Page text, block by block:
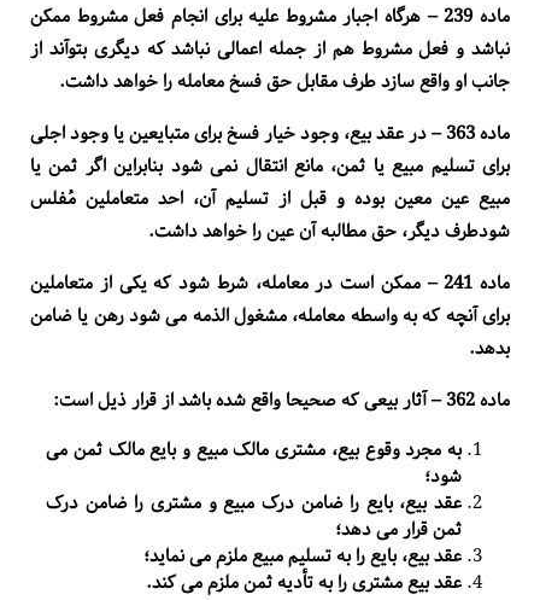
ماده 239 – هرگاه اجبار مشروط علیه برای انجام فعل مشروط ممکن
نباشد و فعل مشروط هم از جمله اعمالی نباشد که دیگری بتوآند از
جانب او واقع سازد طرف مقابل حق فسخ معامله را خواهد داشت.
ماده 363 – در عقد بیع، وجود خیار فسخ برای متبایعین یا وجود اجلی
برای تسلیم مبیع یا ثمن، مانع انتقال نمی شود بنابراین اگر ثمن یا
مبیع عین معین بوده و قبل از تسلیم آن، احد متعاملین مُفلس
شودطرف دیگر، حق مطالبه آن عین را خواهد داشت.
ماده 241 – ممکن است در معامله، شرط شود که یکی از متعاملین
برای آنچه که به واسطه معامله، مشغول الذمه می شود رهن یا ضامن
بدهد.
ماده 362 – آثار بیعی که صحیحا واقع شده باشد از قرار ذیل است
:
به مجرد وقوع بیع، مشتری مالک مبیع و بایع مالک ثمن می
شود؛
عقد بیع، بایع را ضامن درک مبیع و مشتری را ضامن درک
ثمن قرار می دهد؛
عقد بیع، بایع را به تسلیم مبیع ملزم می نماید؛
عقد بیع مشتری را به تأدیه ثمن ملزم می کند.